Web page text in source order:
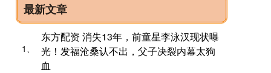
最新文章
1、
东方配资 消失13年，前童星李泳汉现状曝
光！发福沧桑认不出，父子决裂内幕太狗
血